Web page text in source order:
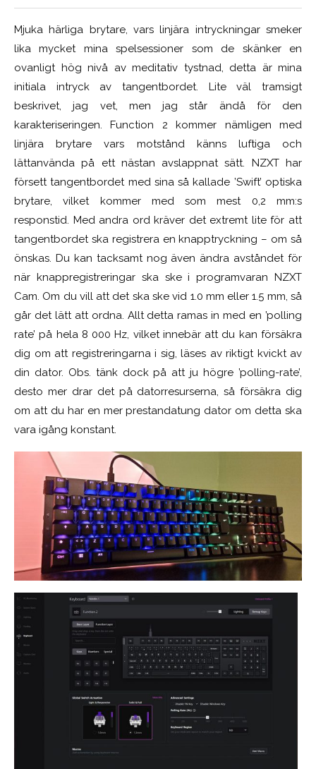
Mjuka härliga brytare, vars linjära intryckningar smeker
lika mycket mina spelsessioner som de skänker en
ovanligt hög nivå av meditativ tystnad, detta är mina
initiala intryck av tangentbordet. Lite väl tramsigt
beskrivet, jag vet, men jag står ändå för den
karakteriseringen. Function 2 kommer nämligen med
linjära brytare vars motstånd känns luftiga och
lättanvända på ett nästan avslappnat sätt. NZXT har
försett tangentbordet med sina så kallade ’Swift’ optiska
brytare, vilket kommer med som mest 0,2 mm:s
responstid. Med andra ord kräver det extremt lite för att
tangentbordet ska registrera en knapptryckning – om så
önskas. Du kan tacksamt nog även ändra avståndet för
när knappregistreringar ska ske i programvaran NZXT
Cam. Om du vill att det ska ske vid 1.0 mm eller 1.5 mm, så
går det lätt att ordna. Allt detta ramas in med en ’polling
rate’ på hela 8 000 Hz, vilket innebär att du kan försäkra
dig om att registreringarna i sig, läses av riktigt kvickt av
din dator. Obs. tänk dock på att ju högre ’polling-rate’,
desto mer drar det på datorresurserna, så försäkra dig
om att du har en mer prestandatung dator om detta ska
vara igång konstant.